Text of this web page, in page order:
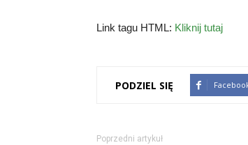
Link tagu HTML: Kliknij tutaj
PODZIEL SIĘ
Poprzedni artykuł